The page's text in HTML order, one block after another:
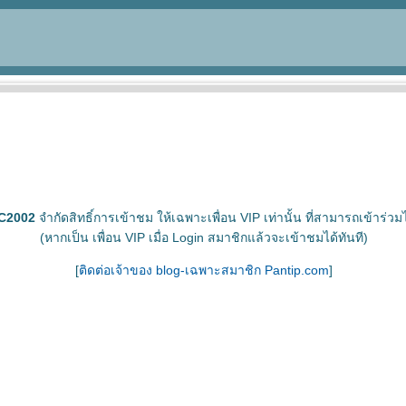
จำกัดสิทธิ์การเข้าชม ให้เฉพาะเพื่อน VIP เท่านั้น ที่สามารถเข้าร่วม
(หากเป็น เพื่อน VIP เมื่อ Login สมาชิกแล้วจะเข้าชมได้ทันที)
[ติดต่อเจ้าของ blog-เฉพาะสมาชิก Pantip.com]